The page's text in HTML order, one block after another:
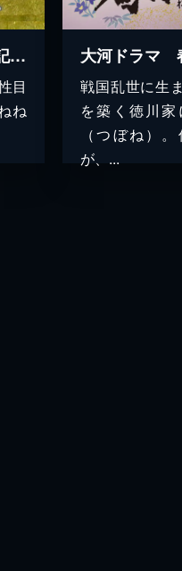
大河ドラマ おんな太閤記（たいこうき）
目
ね
大河ドラマ
戦国乱世に生
を築く徳川
（つぼね）
が、...